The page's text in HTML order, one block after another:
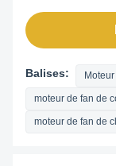
Balises:
moteur de fan de
moteur de fan de